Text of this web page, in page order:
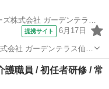
提携サイト 6月17日
会社 ガーデンテラス仙川
護職員 / 初任者研修 / 常